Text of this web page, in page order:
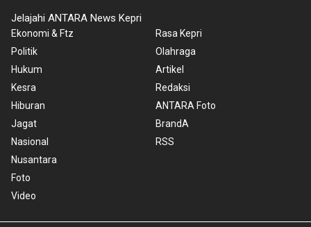
Jelajahi ANTARA News Kepri
Ekonomi & Ftz
Politik
Hukum
Kesra
Hiburan
Jagat
Nasional
Nusantara
Foto
Video
Rasa Kepri
Olahraga
Artikel
Redaksi
ANTARA Foto
BrandA
RSS